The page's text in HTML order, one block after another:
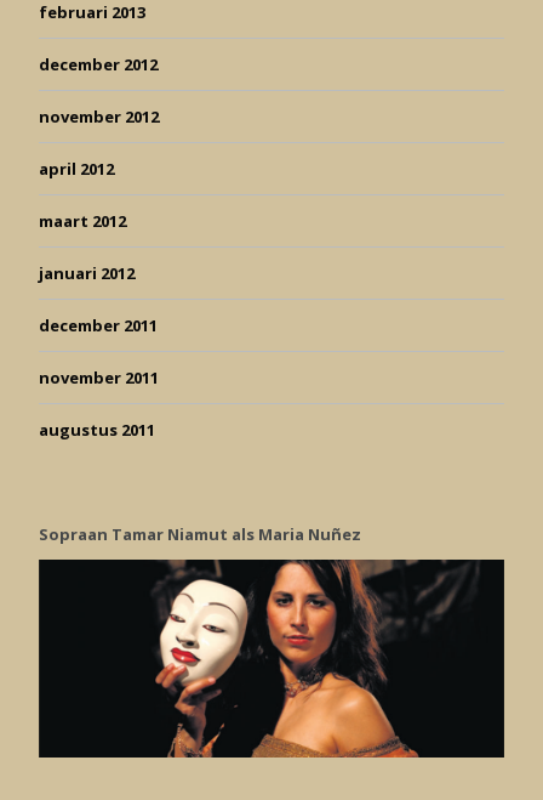
februari 2013
december 2012
november 2012
april 2012
maart 2012
januari 2012
december 2011
november 2011
augustus 2011
Sopraan Tamar Niamut als Maria Nuñez